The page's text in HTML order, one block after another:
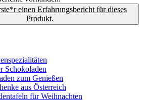
einen Erfahrungsbericht für dieses
Produkt.
Schokoladen
zum Genießen
aus Österreich
für Weihnachten